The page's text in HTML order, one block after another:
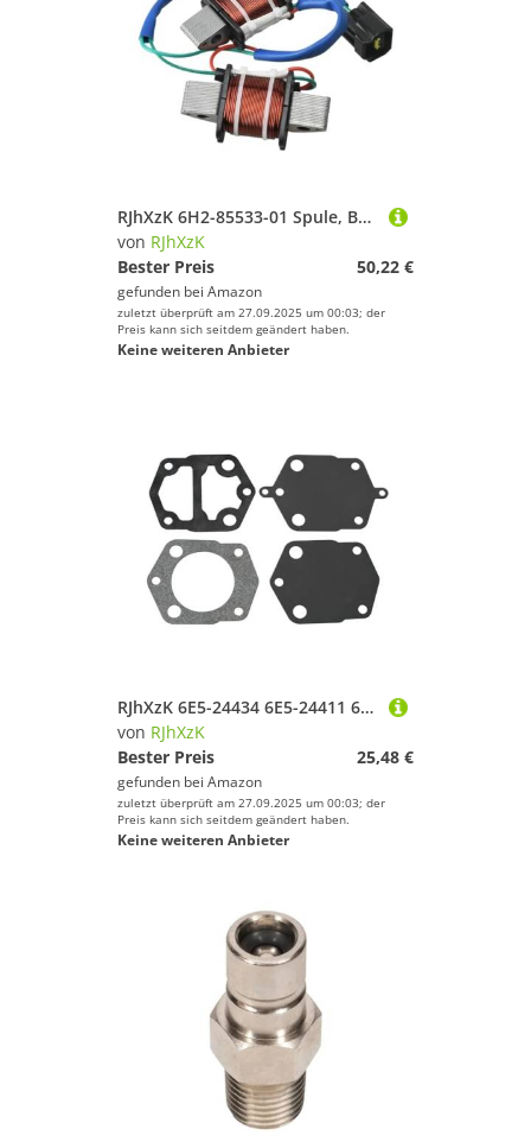
RJhXzK 6H2-85533-01 Spule, Beleuchtung passend for ymh Außenbordmotor 2-Takt 60/70 PS 6H2-85533-01-00,6H2-85533,6H28553301 Boot
von RJhXzK
Bester Preis
50,22 €
gefunden bei Amazon
zuletzt überprüft am 27.09.2025 um 00:03; der
Preis kann sich seitdem geändert haben.
Keine weiteren Anbieter
RJhXzK 6E5-24434 6E5-24411 6E5-24471 6E5-24435 Pumpendichtungssatz Passend for ymh Außenbordmotor Bootsmotor Ersetzt Teile
von RJhXzK
Bester Preis
25,48 €
gefunden bei Amazon
zuletzt überprüft am 27.09.2025 um 00:03; der
Preis kann sich seitdem geändert haben.
Keine weiteren Anbieter